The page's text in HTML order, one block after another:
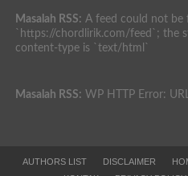
Masalah RSS: A feed could not be
`https://chordlirik.com/feed`; the
content-type is `text/html`
Masalah RSS: WP HTTP Error:
AUTHORS LIST DISCLAIMER